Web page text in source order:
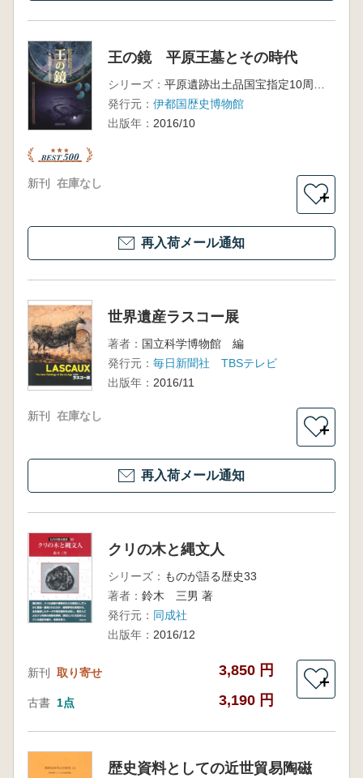
王の鏡 平原王墓とその時代
シリーズ：
発行元： 伊都国歴史博物館
出版年： 2016/10
新刊 在庫なし
＋
再入荷メール通知
世界遺産ラスコー展
著者： 国立科学博物館 編
発行元： 毎日新聞社 TBSテレビ
出版年： 2016/11
新刊 在庫なし
＋
再入荷メール通知
クリの木と縄文人
シリーズ： ものが語る歴史33
著者： 鈴木 三男 著
発行元： 同成社
出版年： 2016/12
新刊 取り寄せ 3,850 円
古書 1点 3,190 円
＋
歴史資料としての近世貿易陶磁